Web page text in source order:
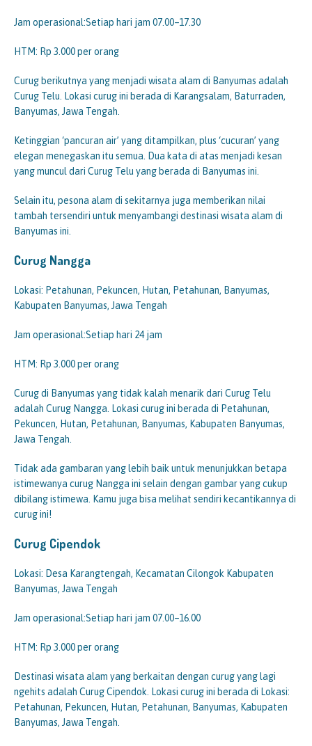
Jam operasional:Setiap hari jam 07.00–17.30
HTM: Rp 3.000 per orang
Curug berikutnya yang menjadi wisata alam di Banyumas adalah
Curug Telu. Lokasi curug ini berada di Karangsalam, Baturraden,
Banyumas, Jawa Tengah.
Ketinggian ‘pancuran air’ yang ditampilkan, plus ‘cucuran’ yang
elegan menegaskan itu semua. Dua kata di atas menjadi kesan
yang muncul dari Curug Telu yang berada di Banyumas ini.
Selain itu, pesona alam di sekitarnya juga memberikan nilai
tambah tersendiri untuk menyambangi destinasi wisata alam di
Banyumas ini.
Curug Nangga
Lokasi: Petahunan, Pekuncen, Hutan, Petahunan, Banyumas,
Kabupaten Banyumas, Jawa Tengah
Jam operasional:Setiap hari 24 jam
HTM: Rp 3.000 per orang
Curug di Banyumas yang tidak kalah menarik dari Curug Telu
adalah Curug Nangga. Lokasi curug ini berada di Petahunan,
Pekuncen, Hutan, Petahunan, Banyumas, Kabupaten Banyumas,
Jawa Tengah.
Tidak ada gambaran yang lebih baik untuk menunjukkan betapa
istimewanya curug Nangga ini selain dengan gambar yang cukup
dibilang istimewa. Kamu juga bisa melihat sendiri kecantikannya di
curug ini!
Curug Cipendok
Lokasi: Desa Karangtengah, Kecamatan Cilongok Kabupaten
Banyumas, Jawa Tengah
Jam operasional:Setiap hari jam 07.00–16.00
HTM: Rp 3.000 per orang
Destinasi wisata alam yang berkaitan dengan curug yang lagi
ngehits adalah Curug Cipendok. Lokasi curug ini berada di Lokasi:
Petahunan, Pekuncen, Hutan, Petahunan, Banyumas, Kabupaten
Banyumas, Jawa Tengah.